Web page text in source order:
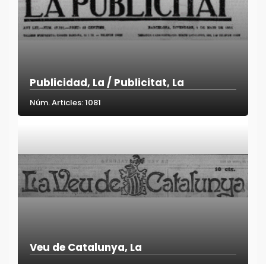
Publicidad, La / Publicitat, La
Núm. Articles: 1081
Veu de Catalunya, La